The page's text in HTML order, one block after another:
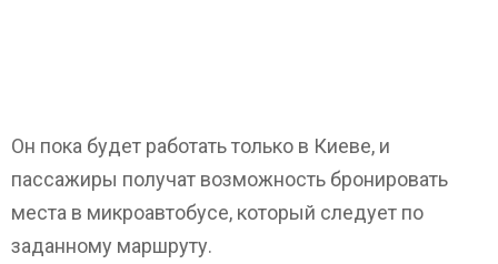
Он пока будет работать только в Киеве, и
пассажиры получат возможность бронировать
места в микроавтобусе, который следует по
заданному маршруту.